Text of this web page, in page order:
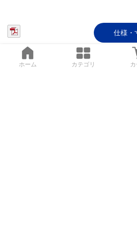
仕様・
ホーム カテゴリ カ